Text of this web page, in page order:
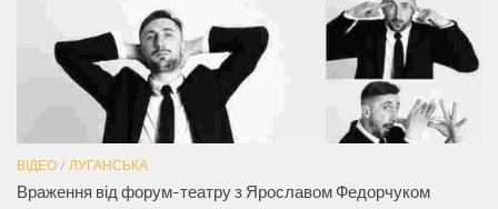
ВІДЕО / ЛУГАНСЬКА
Враження від форум-театру з Ярославом Федорчуком